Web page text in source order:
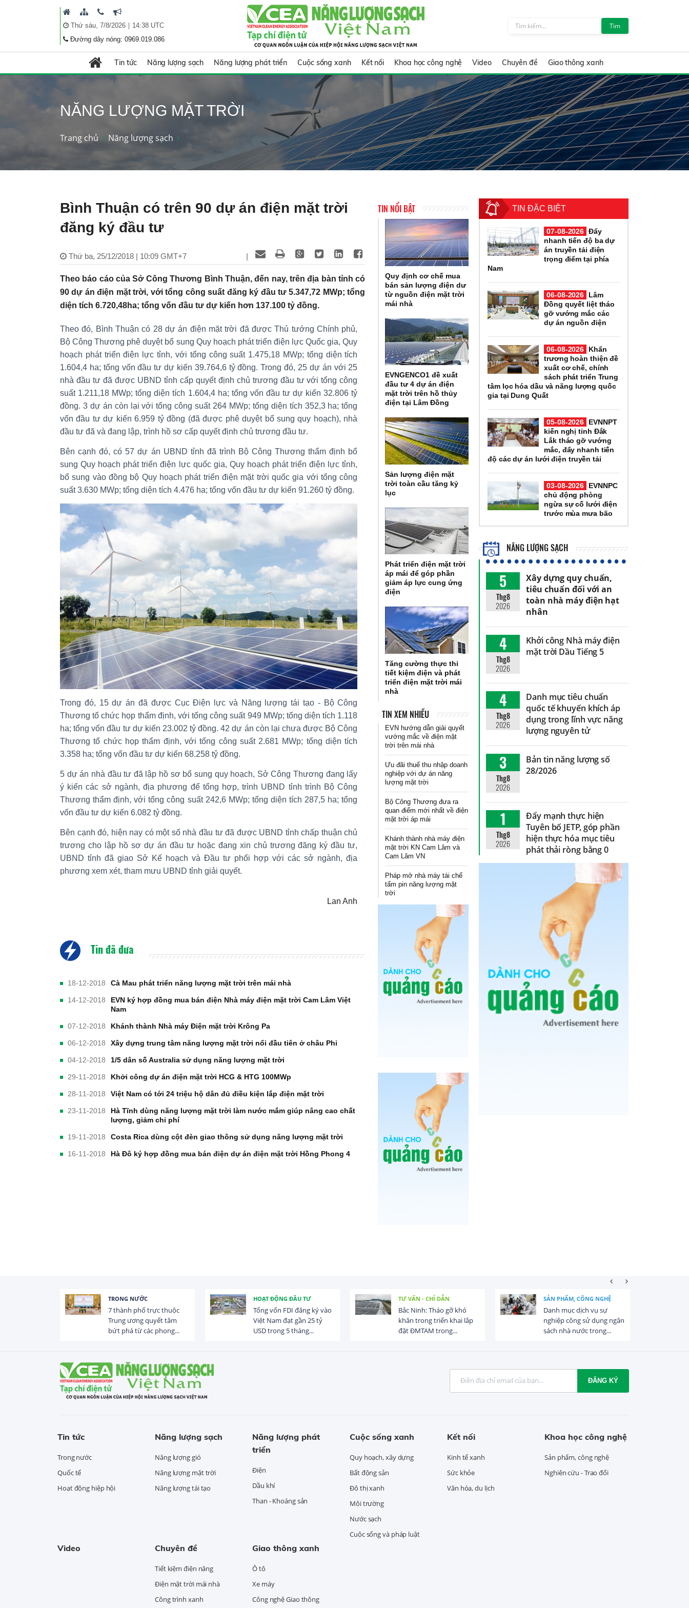
Thứ sáu, 7/8/2026| 14:38 UTC
Đường dây nóng: 0969.019.086
Tìm
Tin tức Năng lượng sạch Năng lượng phát triển Cuộc sống xanh Kết nối Khoa học công nghệ Video Chuyên đề Giao thông xanh
NĂNG LƯỢNG MẶT TRỜI
Trang chủ Năng lượng sạch
Bình Thuận có trên 90 dự án điện mặt trời
đăng ký đầu tư
Thứ ba, 25/12/2018 | 10:09 GMT+7 |
Theo báo cáo của Sở Công Thương Bình Thuận, đến nay, trên địa bàn tỉnh có
90 dự án điện mặt trời, với tổng công suất đăng ký đầu tư 5.347,72 MWp; tổng
diện tích 6.720,48ha; tổng vốn đầu tư dự kiến hơn 137.100 tỷ đồng.
Theo đó, Bình Thuận có 28 dự án điện mặt trời đã được Thủ tướng Chính phủ,
Bộ Công Thương phê duyệt bổ sung Quy hoạch phát triển điện lực Quốc gia, Quy
hoạch phát triển điện lực tỉnh, với tổng công suất 1.475,18 MWp; tổng diện tích
1.604,4 ha; tổng vốn đầu tư dự kiến 39.764,6 tỷ đồng. Trong đó, 25 dự án với 25
nhà đầu tư đã được UBND tỉnh cấp quyết định chủ trương đầu tư với tổng công
suất 1.211,18 MWp; tổng diện tích 1.604,4 ha; tổng vốn đầu tư dự kiến 32.806 tỷ
đồng. 3 dự án còn lại với tổng công suất 264 MWp; tổng diện tích 352,3 ha; tổng
vốn đầu tư dự kiến 6.959 tỷ đồng (đã được phê duyệt bổ sung quy hoạch), nhà
đầu tư đã và đang lập, trình hồ sơ cấp quyết định chủ trương đầu tư.
Bên cạnh đó, có 57 dự án UBND tỉnh đã trình Bộ Công Thương thẩm định bổ
sung Quy hoạch phát triển điện lực quốc gia, Quy hoạch phát triển điện lực tỉnh,
bổ sung vào đồng bộ Quy hoạch phát triển điện mặt trời quốc gia với tổng công
suất 3.630 MWp; tổng diện tích 4.476 ha; tổng vốn đầu tư dự kiến 91.260 tỷ đồng.
Trong đó, 15 dự án đã được Cục Điện lực và Năng lượng tái tạo - Bộ Công
Thương tổ chức họp thẩm định, với tổng công suất 949 MWp; tổng diện tích 1.118
ha; tổng vốn đầu tư dự kiến 23.002 tỷ đồng. 42 dự án còn lại chưa được Bộ Công
Thương tổ chức họp thẩm định, với tổng công suất 2.681 MWp; tổng diện tích
3.358 ha; tổng vốn đầu tư dự kiến 68.258 tỷ đồng.
5 dự án nhà đầu tư đã lập hồ sơ bổ sung quy hoạch, Sở Công Thương đang lấy
ý kiến các sở ngành, địa phương để tổng hợp, trình UBND tỉnh trình Bộ Công
Thương thẩm định, với tổng công suất 242,6 MWp; tổng diện tích 287,5 ha; tổng
vốn đầu tư dự kiến 6.082 tỷ đồng.
Bên cạnh đó, hiện nay có một số nhà đầu tư đã được UBND tỉnh chấp thuận chủ
trương cho lập hồ sơ dự án đầu tư hoặc đang xin chủ trương đăng ký đầu tư,
UBND tỉnh đã giao Sở Kế hoạch và Đầu tư phối hợp với các sở ngành, địa
phương xem xét, tham mưu UBND tỉnh giải quyết.
Lan Anh
Tin đã đưa
18-12-2018 Cà Mau phát triển năng lượng mặt trời trên mái nhà
14-12-2018
EVN ký hợp đồng mua bán điện Nhà máy điện mặt trời Cam Lâm Việt
Nam
07-12-2018 Khánh thành Nhà máy Điện mặt trời Krông Pa
06-12-2018 Xây dựng trung tâm năng lượng mặt trời nổi đầu tiên ở châu Phi
04-12-2018 1/5 dân số Australia sử dụng năng lượng mặt trời
29-11-2018 Khởi công dự án điện mặt trời HCG & HTG 100MWp
28-11-2018 Việt Nam có tới 24 triệu hộ dân đủ điều kiện lắp điện mặt trời
23-11-2018
Hà Tĩnh dùng năng lượng mặt trời làm nước mắm giúp nâng cao chất
lượng, giảm chi phí
19-11-2018 Costa Rica dùng cột đèn giao thông sử dụng năng lượng mặt trời
16-11-2018 Hà Đô ký hợp đồng mua bán điện dự án điện mặt trời Hồng Phong 4
TIN NỔI BẬT
Quy định cơ chế mua
bán sản lượng điện dư
từ nguồn điện mặt trời
mái nhà
EVNGENCO1 đề xuất
đầu tư 4 dự án điện
mặt trời trên hồ thủy
điện tại Lâm Đồng
Sản lượng điện mặt
trời toàn cầu tăng kỷ
lục
Phát triển điện mặt trời
áp mái để góp phần
giảm áp lực cung ứng
điện
Tăng cường thực thi
tiết kiệm điện và phát
triển điện mặt trời mái
nhà
TIN XEM NHIỀU
EVN hướng dẫn giải quyết
vướng mắc về điện mặt
trời trên mái nhà
Ưu đãi thuế thu nhập doanh
nghiệp với dự án năng
lượng mặt trời
Bộ Công Thương đưa ra
quan điểm mới nhất về điện
mặt trời áp mái
Khánh thành nhà máy điện
mặt trời KN Cam Lâm và
Cam Lâm VN
Pháp mở nhà máy tái chế
tấm pin năng lượng mặt
trời
TIN ĐẶC BIỆT
07-08-2026 Đẩy
nhanh tiến độ ba dự
án truyền tải điện
trọng điểm tại phía
Nam
06-08-2026
Lâm
Đồng quyết liệt tháo
gỡ vướng mắc các
dự án nguồn điện
06-08-2026
Khẩn
trương hoàn thiện đề
xuất cơ chế, chính
sách phát triển Trung
tâm lọc hóa dầu và năng lượng quốc
gia tại Dung Quất
05-08-2026
EVNNPT
kiến nghị tỉnh Đắk
Lắk tháo gỡ vướng
mắc, đẩy nhanh tiến
độ các dự án lưới điện truyền tải
03-08-2026
EVNNPC
chủ động phòng
ngừa sự cố lưới điện
trước mùa mưa bão
NĂNG LƯỢNG SẠCH
5
Thg8
2026
Xây dựng quy chuẩn,
tiêu chuẩn đối với an
toàn nhà máy điện hạt
nhân
4
Thg8
2026
Khởi công Nhà máy điện
mặt trời Dầu Tiếng 5
4
Thg8
2026
Danh mục tiêu chuẩn
quốc tế khuyến khích áp
dụng trong lĩnh vực năng
lượng nguyên tử
3
Thg8
2026
Bản tin năng lượng số
28/2026
1
Thg8
2026
Đẩy mạnh thực hiện
Tuyên bố JETP, góp phần
hiện thực hóa mục tiêu
phát thải ròng bằng 0
TRONG NƯỚC
7 thành phố trực thuộc
Trung ương quyết tâm
bứt phá từ các phong...
HOẠT ĐỘNG ĐẦU TƯ
Tổng vốn FDI đăng ký vào
Việt Nam đạt gần 25 tỷ
USD trong 5 tháng...
TƯ VẤN - CHỈ DẪN
Bắc Ninh: Tháo gỡ khó
khăn trong triển khai lắp
đặt ĐMTAM trong...
SẢN PHẨM, CÔNG NGHỆ
Danh mục dịch vụ sự
nghiệp công sử dụng ngân
sách nhà nước trong...
ĐĂNG KÝ
Tin tức
Trong nước
Quốc tế
Hoạt động hiệp hội
Năng lượng sạch
Năng lượng gió
Năng lượng mặt trời
Năng lượng tái tạo
Năng lượng phát
triển
Điện
Dầu khí
Than - Khoáng sản
Cuộc sống xanh
Quy hoạch, xây dựng
Bất động sản
Đô thị xanh
Môi trường
Nước sạch
Cuộc sống và pháp luật
Kết nối
Kinh tế xanh
Sức khỏe
Văn hóa, du lịch
Khoa học công nghệ
Sản phẩm, công nghệ
Nghiên cứu - Trao đổi
Video Chuyên đề
Tiết kiệm điện năng
Điện mặt trời mái nhà
Công trình xanh
Giao thông xanh
Ô tô
Xe máy
Công nghệ Giao thông